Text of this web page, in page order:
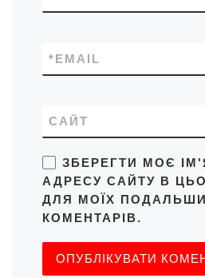
EMAIL
*
САЙТ
ЗБЕРЕГТИ МОЄ
АДРЕСУ САЙТУ В
ДЛЯ МОЇХ
КОМЕНТАРІВ.